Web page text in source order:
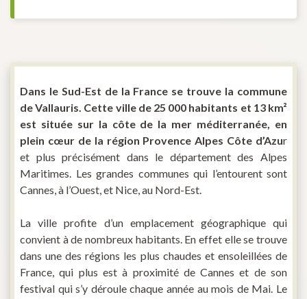
Dans le Sud-Est de la France se trouve la commune
de Vallauris. Cette ville de 25 000 habitants et 13 km²
est située sur la côte de la mer méditerranée, en
plein cœur de la région Provence Alpes Côte d’Azur
et plus précisément dans le département des Alpes
Maritimes. Les grandes communes qui l’entourent sont
Cannes, à l’Ouest, et Nice, au Nord-Est.
La ville profite d’un emplacement géographique qui
convient à de nombreux habitants. En effet elle se trouve
dans une des régions les plus chaudes et ensoleillées de
France, qui plus est à proximité de Cannes et de son
festival qui s’y déroule chaque année au mois de Mai. Le